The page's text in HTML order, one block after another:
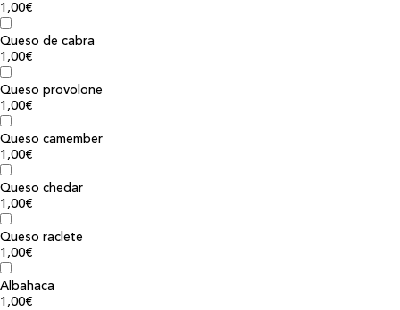
1,00€
Queso de cabra
1,00€
Queso provolone
1,00€
Queso camember
1,00€
Queso chedar
1,00€
Queso raclete
1,00€
Albahaca
1,00€